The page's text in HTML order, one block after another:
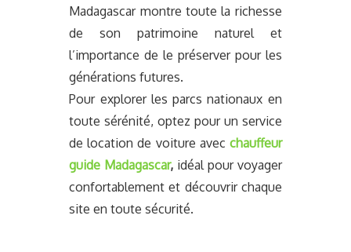
Madagascar montre toute la richesse
de son patrimoine naturel et
l’importance de le préserver pour les
générations futures.
Pour explorer les parcs nationaux en
toute sérénité, optez pour un service
de location de voiture avec chauffeur
guide Madagascar, idéal pour voyager
confortablement et découvrir chaque
site en toute sécurité.